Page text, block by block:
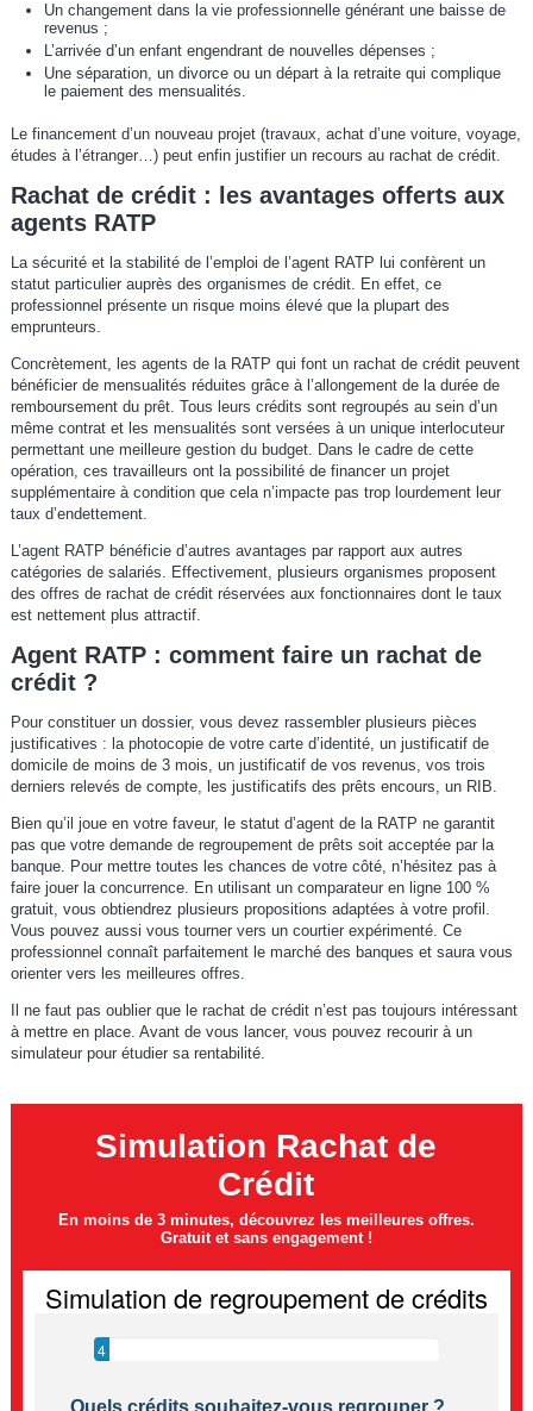
Un changement dans la vie professionnelle générant une baisse de
revenus ;
L’arrivée d’un enfant engendrant de nouvelles dépenses ;
Une séparation, un divorce ou un départ à la retraite qui complique
le paiement des mensualités.
Le financement d’un nouveau projet (travaux, achat d’une voiture, voyage,
études à l’étranger…) peut enfin justifier un recours au rachat de crédit.
Rachat de crédit : les avantages offerts aux
agents RATP
La sécurité et la stabilité de l’emploi de l’agent RATP lui confèrent un
statut particulier auprès des organismes de crédit. En effet, ce
professionnel présente un risque moins élevé que la plupart des
emprunteurs.
Concrètement, les agents de la RATP qui font un rachat de crédit peuvent
bénéficier de mensualités réduites grâce à l’allongement de la durée de
remboursement du prêt. Tous leurs crédits sont regroupés au sein d’un
même contrat et les mensualités sont versées à un unique interlocuteur
permettant une meilleure gestion du budget. Dans le cadre de cette
opération, ces travailleurs ont la possibilité de financer un projet
supplémentaire à condition que cela n’impacte pas trop lourdement leur
taux d’endettement.
L’agent RATP bénéficie d’autres avantages par rapport aux autres
catégories de salariés. Effectivement, plusieurs organismes proposent
des offres de rachat de crédit réservées aux fonctionnaires dont le taux
est nettement plus attractif.
Agent RATP : comment faire un rachat de
crédit ?
Pour constituer un dossier, vous devez rassembler plusieurs pièces
justificatives : la photocopie de votre carte d’identité, un justificatif de
domicile de moins de 3 mois, un justificatif de vos revenus, vos trois
derniers relevés de compte, les justificatifs des prêts encours, un RIB.
Bien qu’il joue en votre faveur, le statut d’agent de la RATP ne garantit
pas que votre demande de regroupement de prêts soit acceptée par la
banque. Pour mettre toutes les chances de votre côté, n’hésitez pas à
faire jouer la concurrence. En utilisant un comparateur en ligne 100 %
gratuit, vous obtiendrez plusieurs propositions adaptées à votre profil.
Vous pouvez aussi vous tourner vers un courtier expérimenté. Ce
professionnel connaît parfaitement le marché des banques et saura vous
orienter vers les meilleures offres.
Il ne faut pas oublier que le rachat de crédit n’est pas toujours intéressant
à mettre en place. Avant de vous lancer, vous pouvez recourir à un
simulateur pour étudier sa rentabilité.
Simulation Rachat de
Crédit
En moins de 3 minutes, découvrez les meilleures offres.
Gratuit et sans engagement !